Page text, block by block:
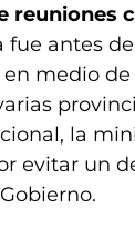
reuniones
fue antes
medio
la
evitar un